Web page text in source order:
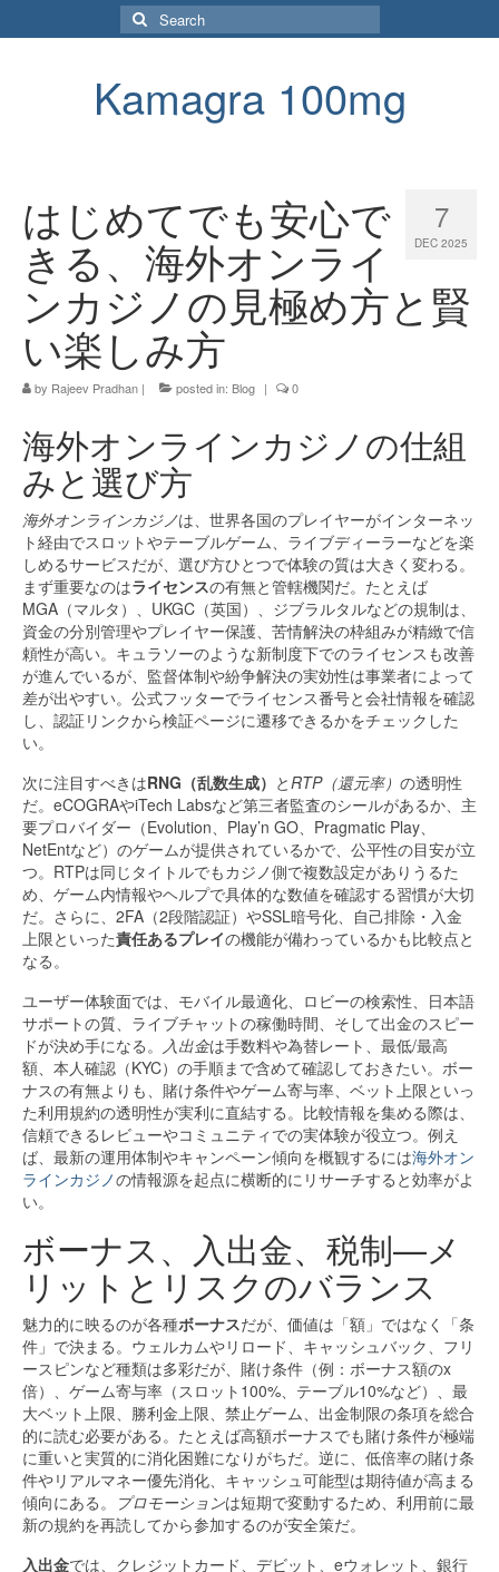
Search
for:
Kamagra 100mg
7
DEC 2025
はじめてでも安心で
きる、海外オンライ
ンカジノの見極め方と賢
い楽しみ方
by Rajeev Pradhan | posted in: Blog | 0
海外オンラインカジノの仕組
みと選び方
海外オンラインカジノは、世界各国のプレイヤーがインターネッ
ト経由でスロットやテーブルゲーム、ライブディーラーなどを楽
しめるサービスだが、選び方ひとつで体験の質は大きく変わる。
まず重要なのはライセンスの有無と管轄機関だ。たとえば
MGA（マルタ）、UKGC（英国）、ジブラルタルなどの規制は、
資金の分別管理やプレイヤー保護、苦情解決の枠組みが精緻で信
頼性が高い。キュラソーのような新制度下でのライセンスも改善
が進んでいるが、監督体制や紛争解決の実効性は事業者によって
差が出やすい。公式フッターでライセンス番号と会社情報を確認
し、認証リンクから検証ページに遷移できるかをチェックした
い。
次に注目すべきはRNG（乱数生成） とRTP（還元率） の透明性
だ。eCOGRAやiTech Labsなど第三者監査のシールがあるか、主
要プロバイダー（Evolution、Play’n GO、Pragmatic Play、
NetEntなど）のゲームが提供されているかで、公平性の目安が立
つ。RTPは同じタイトルでもカジノ側で複数設定がありうるた
め、ゲーム内情報やヘルプで具体的な数値を確認する習慣が大切
だ。さらに、2FA（2段階認証）やSSL暗号化、自己排除・入金
上限といった責任あるプレイの機能が備わっているかも比較点と
なる。
ユーザー体験面では、モバイル最適化、ロビーの検索性、日本語
サポートの質、ライブチャットの稼働時間、そして出金のスピー
ドが決め手になる。 入出金は手数料や為替レート、最低/最高
額、本人確認（KYC）の手順まで含めて確認しておきたい。ボー
ナスの有無よりも、賭け条件やゲーム寄与率、ベット上限といっ
た利用規約の透明性が実利に直結する。比較情報を集める際は、
信頼できるレビューやコミュニティでの実体験が役立つ。例え
ば、最新の運用体制やキャンペーン傾向を概観するには海外オン
ラインカジノの情報源を起点に横断的にリサーチすると効率がよ
い。
ボーナス、入出金、税制—メ
リットとリスクのバランス
魅力的に映るのが各種ボーナスだが、価値は「額」ではなく「条
件」で決まる。ウェルカムやリロード、キャッシュバック、フリ
ースピンなど種類は多彩だが、賭け条件（例：ボーナス額のx
倍）、ゲーム寄与率（スロット100%、テーブル10%など）、最
大ベット上限、勝利金上限、禁止ゲーム、出金制限の条項を総合
的に読む必要がある。たとえば高額ボーナスでも賭け条件が極端
に重いと実質的に消化困難になりがちだ。逆に、低倍率の賭け条
件やリアルマネー優先消化、キャッシュ可能型は期待値が高まる
傾向にある。 プロモーションは短期で変動するため、利用前に最
新の規約を再読してから参加するのが安全策だ。
入出金では、クレジットカード、デビット、eウォレット、銀行